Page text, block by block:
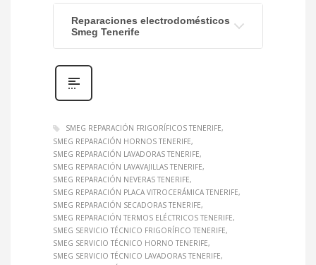
Reparaciones electrodomésticos
Smeg Tenerife
SMEG REPARACIÓN FRIGORÍFICOS TENERIFE
SMEG REPARACIÓN HORNOS TENERIFE
SMEG REPARACIÓN LAVADORAS TENERIFE
SMEG REPARACIÓN LAVAVAJILLAS TENERIFE
SMEG REPARACIÓN NEVERAS TENERIFE
SMEG REPARACIÓN PLACA VITROCERÁMICA TENERIFE
SMEG REPARACIÓN SECADORAS TENERIFE
SMEG REPARACIÓN TERMOS ELÉCTRICOS TENERIFE
SMEG SERVICIO TÉCNICO FRIGORÍFICO TENERIFE
SMEG SERVICIO TÉCNICO HORNO TENERIFE
SMEG SERVICIO TÉCNICO LAVADORAS TENERIFE